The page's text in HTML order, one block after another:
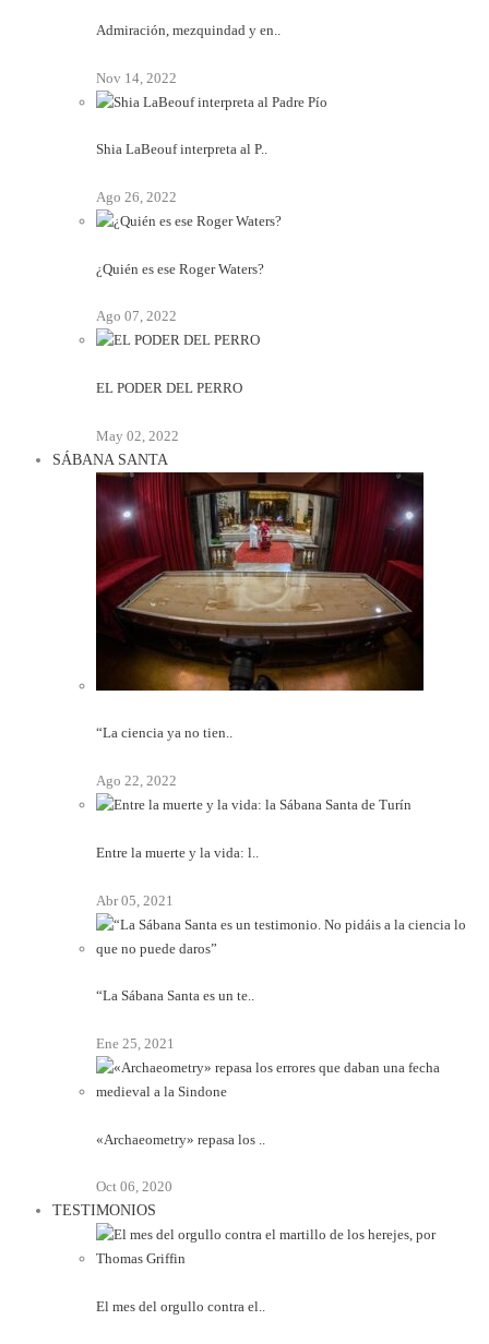
Admiración, mezquindad y en..
Nov 14, 2022
Shia LaBeouf interpreta al P..
Ago 26, 2022
¿Quién es ese Roger Waters?
Ago 07, 2022
EL PODER DEL PERRO
May 02, 2022
SÁBANA SANTA
“La ciencia ya no tien..
Ago 22, 2022
Entre la muerte y la vida: l..
Abr 05, 2021
“La Sábana Santa es un te..
Ene 25, 2021
«Archaeometry» repasa los ..
Oct 06, 2020
TESTIMONIOS
El mes del orgullo contra el..